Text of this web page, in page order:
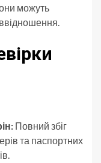
можуть
Повний збіг
та паспортних